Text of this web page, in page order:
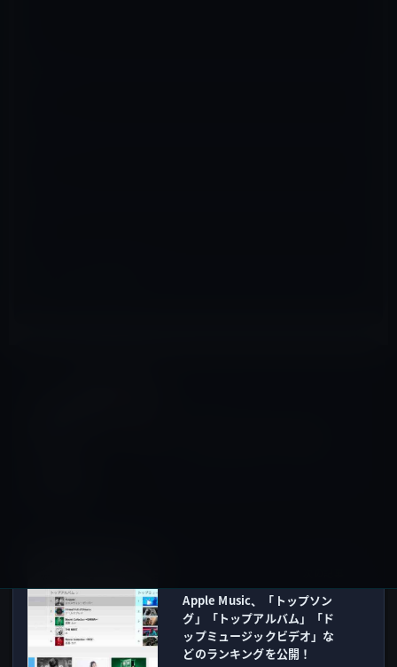
Apple Music、「トップソン
グ」「トップアルバム」「ド
ップミュージックビデオ」な
どのランキングを公開！